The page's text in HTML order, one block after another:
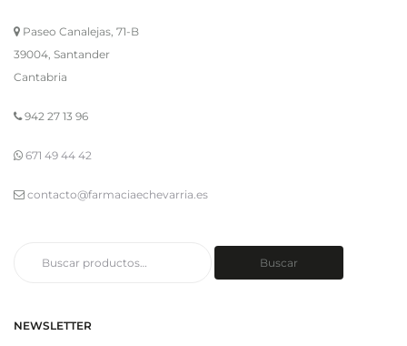
Paseo Canalejas, 71-B
39004, Santander
Cantabria
942 27 13 96
671 49 44 42
contacto@farmaciaechevarria.es
Buscar
NEWSLETTER